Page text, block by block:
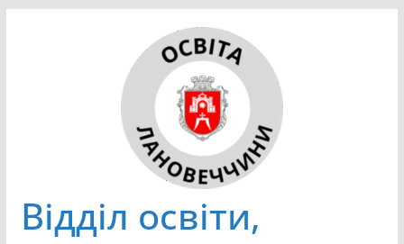
Відділ освіти,